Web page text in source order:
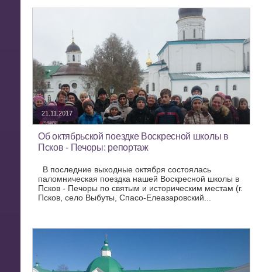
21.11.2017
Об октябрьской поездке Воскресной школы в
Псков - Печоры: репортаж
В последние выходные октября состоялась
паломническая поездка нашей Воскресной школы в
Псков - Печоры по святым и историческим местам (г.
Псков, село Выбуты, Спасо-Елеазаровский...